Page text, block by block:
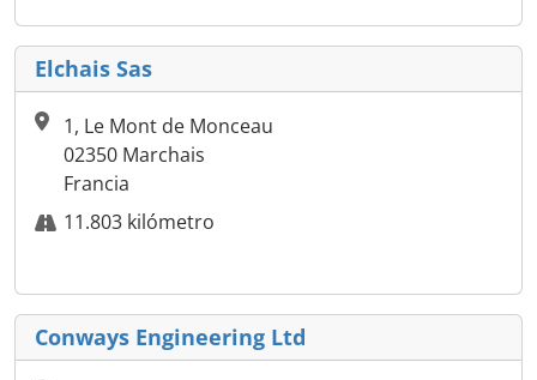
Elchais Sas
1, Le Mont de Monceau
02350 Marchais
Francia
11.803 kilómetro
Conways Engineering Ltd